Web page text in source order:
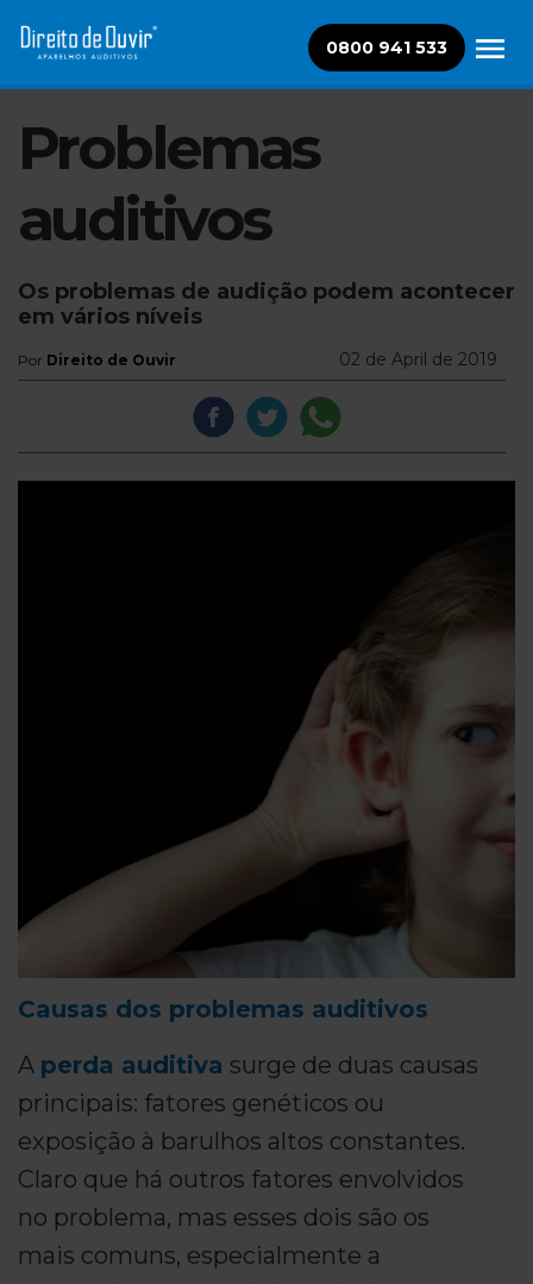
0800 941 533
Problemas
auditivos
Os problemas de audição podem acontecer
em vários níveis
Por Direito de Ouvir 02 de April de 2019
Causas dos problemas auditivos
A perda auditiva surge de duas causas
principais: fatores genéticos ou
exposição à barulhos altos constantes.
Claro que há outros fatores envolvidos
no problema, mas esses dois são os
mais comuns, especialmente a